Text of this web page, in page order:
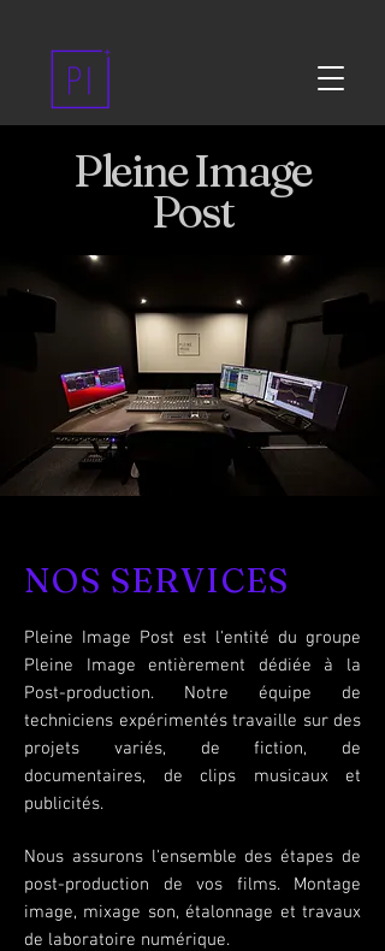
Pleine Image
Post
NOS SERVICES
Pleine Image Post est l'entité du groupe
Pleine Image entièrement dédiée à la
Post-production. Notre équipe de
techniciens expérimentés travaille sur des
projets variés, de fiction, de
documentaires, de clips musicaux et
publicités.
Nous assuronsl'ensemble des étapes de
post-production de vos films. Montage
image, mixage son, étalonnage et travaux
de laboratoire numérique.